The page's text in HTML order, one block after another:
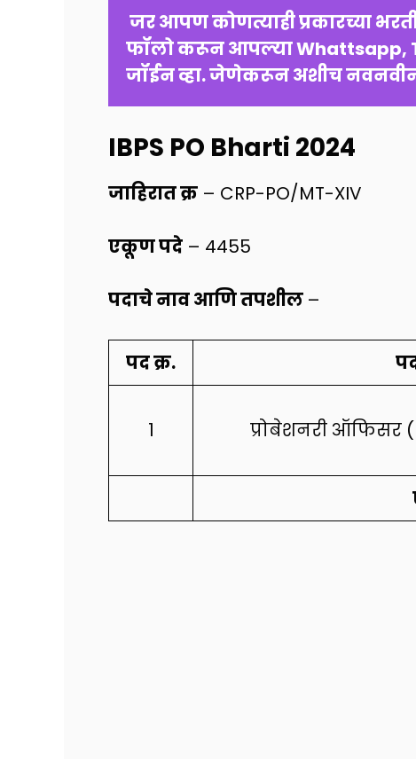
फॉलो करून आपल्या Whattsapp,
जॉईन व्हा. जेणेकरून अशीच नवनवीन
IBPS PO Bharti 2024
जाहिरात क्र – CRP-PO/MT-XIV
एकूण पदे – 4455
पदाचे नाव आणि तपशील –
पद क्र.
1 प्रोबेशनरी ऑफिसर